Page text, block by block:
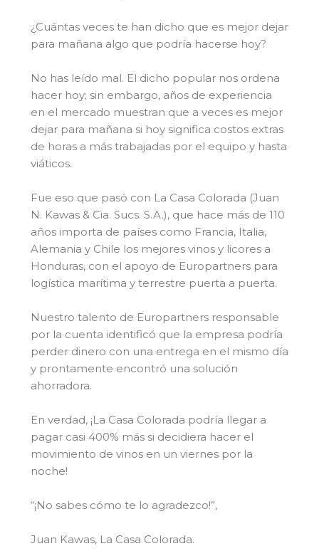
¿Cuántas veces te han dicho que es mejor dejar
para mañana algo que podría hacerse hoy?
No has leído mal. El dicho popular nos ordena
hacer hoy; sin embargo, años de experiencia
en el mercado muestran que a veces es mejor
dejar para mañana si hoy significa costos extras
de horas a más trabajadas por el equipo y hasta
viáticos.
Fue eso que pasó con La Casa Colorada (Juan
N. Kawas & Cia. Sucs. S.A.), que hace más de 110
años importa de países como Francia, Italia,
Alemania y Chile los mejores vinos y licores a
Honduras, con el apoyo de Europartners para
logística marítima y terrestre puerta a puerta.
Nuestro talento de Europartners responsable
por la cuenta identificó que la empresa podría
perder dinero con una entrega en el mismo día
y prontamente encontró una solución
ahorradora.
En verdad, ¡La Casa Colorada podría llegar a
pagar casi 400% más si decidiera hacer el
movimiento de vinos en un viernes por la
noche!
“¡No sabes cómo te lo agradezco!”,
Juan Kawas, La Casa Colorada.